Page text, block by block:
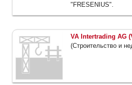
"FRESENIUS".
VA Intertrading AG
(Строительство и